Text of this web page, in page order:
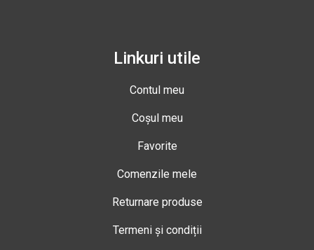
Linkuri utile
Contul meu
Coșul meu
Favorite
Comenzile mele
Returnare produse
Termeni și condiții